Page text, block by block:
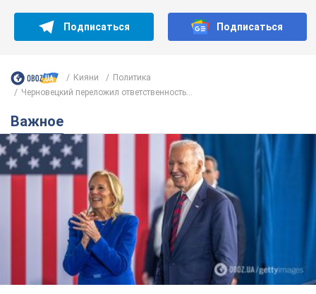
Подписаться Подписаться
Кияни
Политика
Черновецкий переложил ответственность...
Важное